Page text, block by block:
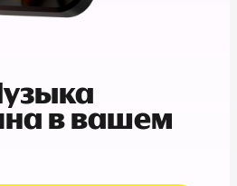
в вашем